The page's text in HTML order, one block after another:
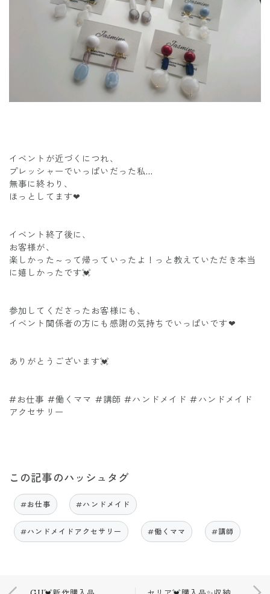
イベントが近づくにつれ、
プレッシャーでいっぱいだった私…
無事に終わり、
ほっとしてます❤
イベント終了後に、
お客様が、
楽しかった～って帰っていったよ！っと教えていただき本当
に嬉しかったです💓
参加してくださったお客様にも、
イベント関係者の方にも感謝の気持ちでいっぱいです❤
ありがとうございます💓
#お仕事 #働くママ #講師 #ハンドメイド #ハンドメイド
アクセサリー
この記事のハッシュタグ
#お仕事 #ハンドメイド
#ハンドメイドアクセサリー #働くママ #講師